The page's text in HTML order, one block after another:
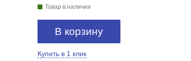
Товар в наличии
В корзину
Купить в 1 клик